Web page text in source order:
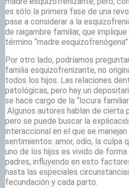
es sólo la primera fase de una
pase a considerar a la
de raigambre familiar, que
término “madre
Por otro lado, podríamos
familia esquizofrenizante, no
todos los hijos. Las relaciones
patológicas, pero hay un
se hace cargo de la “locura
Algunos autores hablan de cierta
pero se puede buscar la
interaccional en el que se
sentimientos: amor, odio, la culpa
uno de los hijos es vivido de
padres, influyendo en esto
hasta las especiales
fecundación y cada parto.